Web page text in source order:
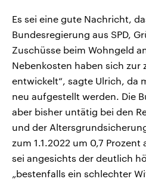
Es sei eine gute Nachricht,
Bundesregierung aus SPD,
Zuschüsse beim Wohngeld
Nebenkosten haben sich zur
entwickelt“, sagte Ulrich, da
neu aufgestellt werden. Die
aber bisher untätig bei den
und der
zum 1.1.2022 um 0,7
sei angesichts der deutlich
„bestenfalls ein schlechter